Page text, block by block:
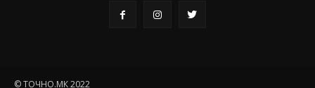
© ТОЧНО.МК 2022